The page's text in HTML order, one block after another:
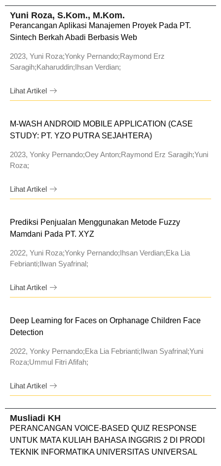
Yuni Roza, S.Kom., M.Kom.
Perancangan Aplikasi Manajemen Proyek Pada PT.
Sintech Berkah Abadi Berbasis Web
2023, Yuni Roza;Yonky Pernando;Raymond Erz
Saragih;Kaharuddin;Ihsan Verdian;
Lihat Artikel
M-WASH ANDROID MOBILE APPLICATION (CASE
STUDY: PT. YZO PUTRA SEJAHTERA)
2023, Yonky Pernando;Oey Anton;Raymond Erz Saragih;Yuni
Roza;
Lihat Artikel
Prediksi Penjualan Menggunakan Metode Fuzzy
Mamdani Pada PT. XYZ
2022, Yuni Roza;Yonky Pernando;Ihsan Verdian;Eka Lia
Febrianti;Ilwan Syafrinal;
Lihat Artikel
Deep Learning for Faces on Orphanage Children Face
Detection
2022, Yonky Pernando;Eka Lia Febrianti;Ilwan Syafrinal;Yuni
Roza;Ummul Fitri Afifah;
Lihat Artikel
Musliadi KH
PERANCANGAN VOICE-BASED QUIZ RESPONSE
UNTUK MATA KULIAH BAHASA INGGRIS 2 DI PRODI
TEKNIK INFORMATIKA UNIVERSITAS UNIVERSAL